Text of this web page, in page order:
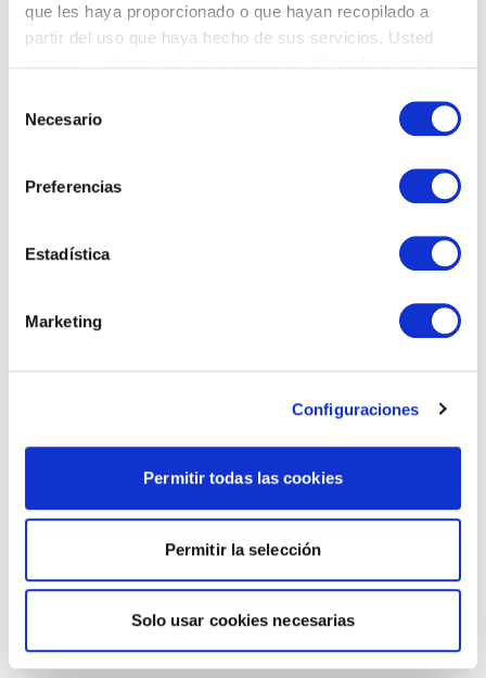
que les haya proporcionado o que hayan recopilado a
partir del uso que haya hecho de sus servicios. Usted
Necesario
Preferencias
Estadística
Marketing
Configuraciones
Permitir todas las cookies
Permitir la selección
Solo usar cookies necesarias